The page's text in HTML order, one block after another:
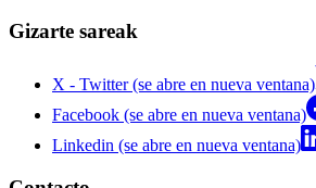
Gizarte sareak
X - Twitter (se abre en nueva ventana)
Facebook (se abre en nueva ventana)
Linkedin (se abre en nueva ventana)